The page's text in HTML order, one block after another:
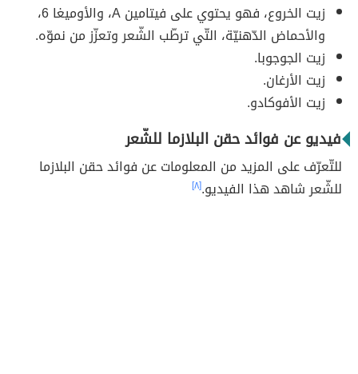
زيت الخروع، فهو يحتوي على فيتامين A، والأوميغا 6،
والأحماض الدّهنيّة، التّي ترطّب الشّعر وتعزّز من نموّه.
زيت الجوجوبا.
زيت الأرغان.
زيت الأفوكادو.
فيديو عن فوائد حقن البلازما للشّعر
للتّعرّف على المزيد من المعلومات عن فوائد حقن البلازما
للشّعر شاهد هذا الفيديو.[٨]